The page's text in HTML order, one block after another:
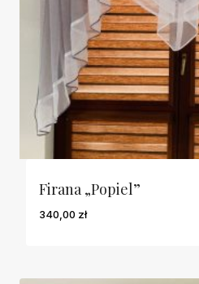
Firana „Popiel”
340,00 zł